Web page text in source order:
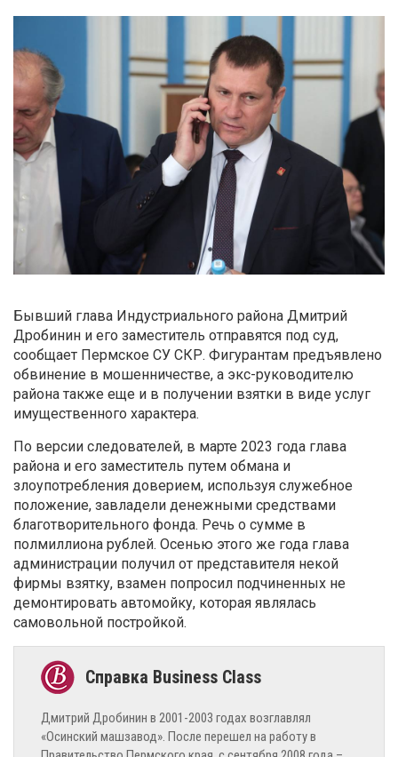
Бывший глава Индустриального района Дмитрий
Дробинин и его заместитель отправятся под суд,
сообщает Пермское СУ СКР. Фигурантам предъявлено
обвинение в мошенничестве, а экс-руководителю
района также еще и в получении взятки в виде услуг
имущественного характера.
По версии следователей, в марте 2023 года глава
района и его заместитель путем обмана и
злоупотребления доверием, используя служебное
положение, завладели денежными средствами
благотворительного фонда. Речь о сумме в
полмиллиона рублей. Осенью этого же года глава
администрации получил от представителя некой
фирмы взятку, взамен попросил подчиненных не
демонтировать автомойку, которая являлась
самовольной постройкой.
Дмитрий Дробинин в 2001-2003 годах возглавлял
«Осинский машзавод». После перешел на работу в